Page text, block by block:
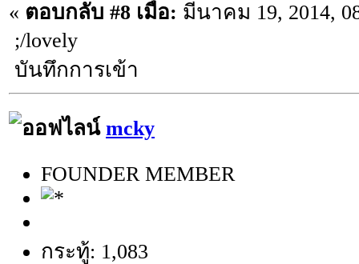
« ตอบกลับ #8 เมื่อ: มีนาคม 19, 2014,
;/lovely
บันทึกการเข้า
mcky
FOUNDER MEMBER
กระทู้: 1,083